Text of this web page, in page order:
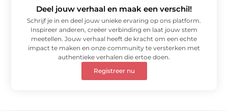
Deel jouw verhaal en maak een verschil!
Schrijf je in en deel jouw unieke ervaring op ons platform.
Inspireer anderen, creëer verbinding en laat jouw stem
meetellen. Jouw verhaal heeft de kracht om een echte
impact te maken en onze community te versterken met
authentieke verhalen die ertoe doen.
Registreer nu